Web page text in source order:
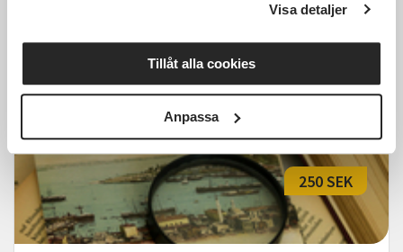
Visa detaljer
Tillåt alla cookies
Anpassa
Läs mer och anmäl
250 SEK